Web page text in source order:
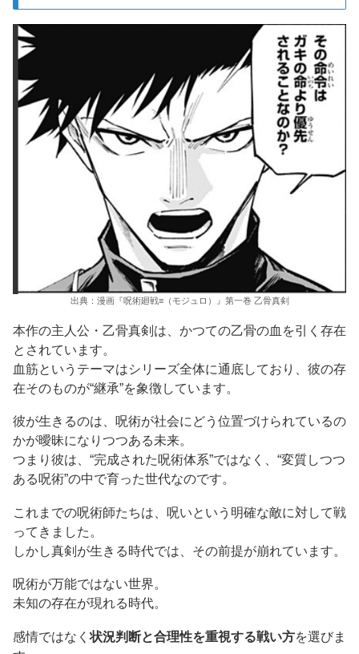
出典：漫画『呪術廻戦≡（モジュロ）』第一巻 乙骨真剣
本作の主人公・乙骨真剣は、かつての乙骨の血を引く存在
とされています。
血筋というテーマはシリーズ全体に通底しており、彼の存
在そのものが“継承”を象徴しています。
彼が生きるのは、呪術が社会にどう位置づけられているの
かが曖昧になりつつある未来。
つまり彼は、“完成された呪術体系”ではなく、“変質しつつ
ある呪術”の中で育った世代なのです。
これまでの呪術師たちは、呪いという明確な敵に対して戦
ってきました。
しかし真剣が生きる時代では、その前提が崩れています。
呪術が万能ではない世界。
未知の存在が現れる時代。
感情ではなく状況判断と合理性を重視する戦い方を選びま